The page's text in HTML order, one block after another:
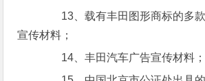
13、载有丰田图形商标的多款
宣传材料；
14、丰田汽车广告宣传材料；